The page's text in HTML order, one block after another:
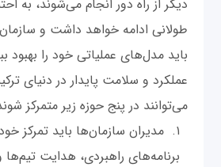
دیگر از راه دور انجام می‌شوند، به
طولانی ادامه خواهد داشت و
باید مدل‌های عملیاتی خود را بهبود
عملکرد و سلامت پایدار در دنیای
می‌توانند در پنج حوزه زیر متمرکز
مدیران سازمان‌ها باید تمرکز
برنامه‌های راهبردی، هدایت